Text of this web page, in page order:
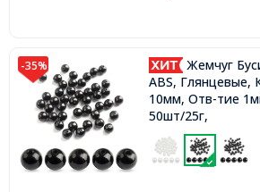
-35%
Жемчуг Бусины Пластиковые
ABS, Глянцевые,
10мм, Отв-тие
50шт/25г,